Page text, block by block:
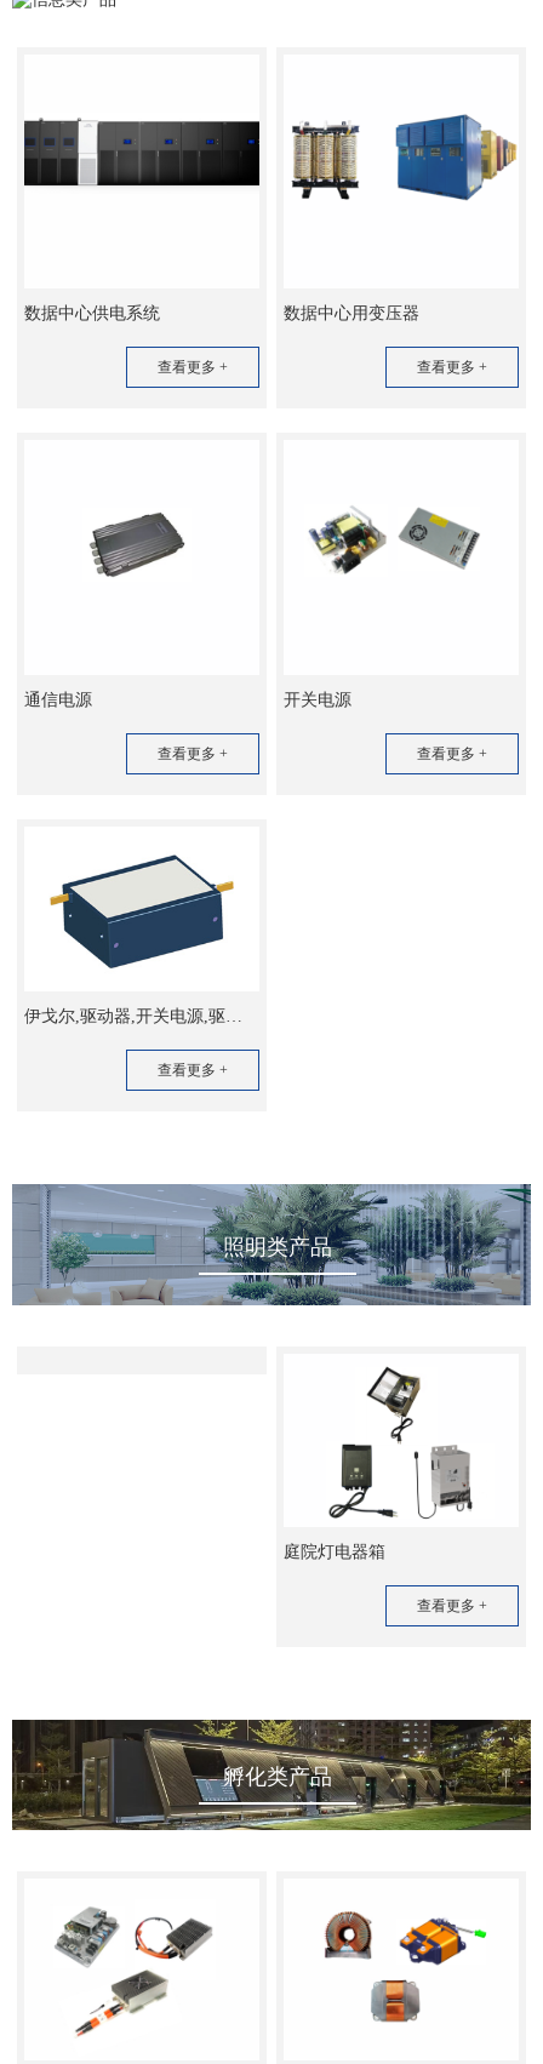
数据中心供电系统
查看更多 +
数据中心用变压器
查看更多 +
通信电源
查看更多 +
开关电源
查看更多 +
伊戈尔,驱动器,开关电源,驱动器,开关电源:数据中心电源用电感
查看更多 +
照明类产品
庭院灯电器箱
查看更多 +
孵化类产品